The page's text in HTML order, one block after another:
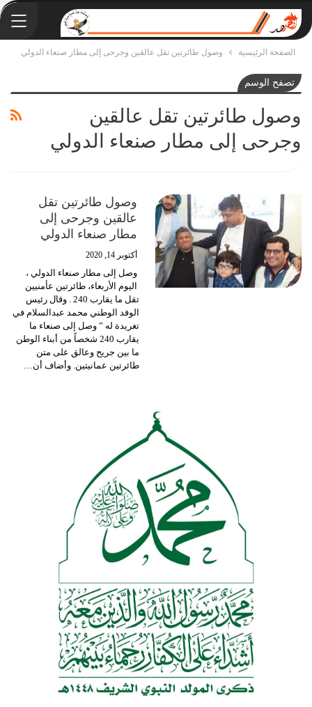
الصفحة الرئيسية وصول طائرتين تقل عالقين وجرحى إلى مطار صنعاء الدولي
تصفح الوسم
وصول طائرتين تقل عالقين
وجرحى إلى مطار صنعاء الدولي
وصول طائرتين تقل
عالقين وجرحى إلى
مطار صنعاء الدولي
أكتوبر 14, 2020
وصل إلى مطار صنعاء الدولي ،
اليوم الأربعاء، طائرتين عأمنيين
تقل ما يقارب 240 .
وقال رئيس
الوفد الوطني محمد عبدالسلام في
تغريدة له ” وصل إلى صنعاء ما
يقارب 240 شخصاً من أبناء الوطن
ما بين جريح وعالق على متن
طائرتين عمانيتين. وأضاف أن…